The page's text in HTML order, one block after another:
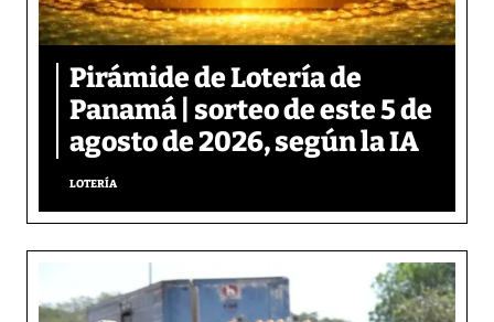
Pirámide de Lotería de
Panamá | sorteo de este 5 de
agosto de 2026, según la IA
LOTERÍA